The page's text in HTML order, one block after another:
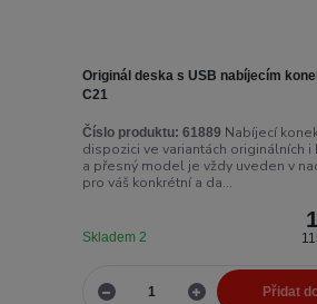
Originál deska s USB nabíjecím
C21
Číslo produktu: 61889 Nabíjecí
dispozici ve variantách originálních
a přesný model je vždy uveden v
pro váš konkrétní a da...
Skladem 2
Přidat